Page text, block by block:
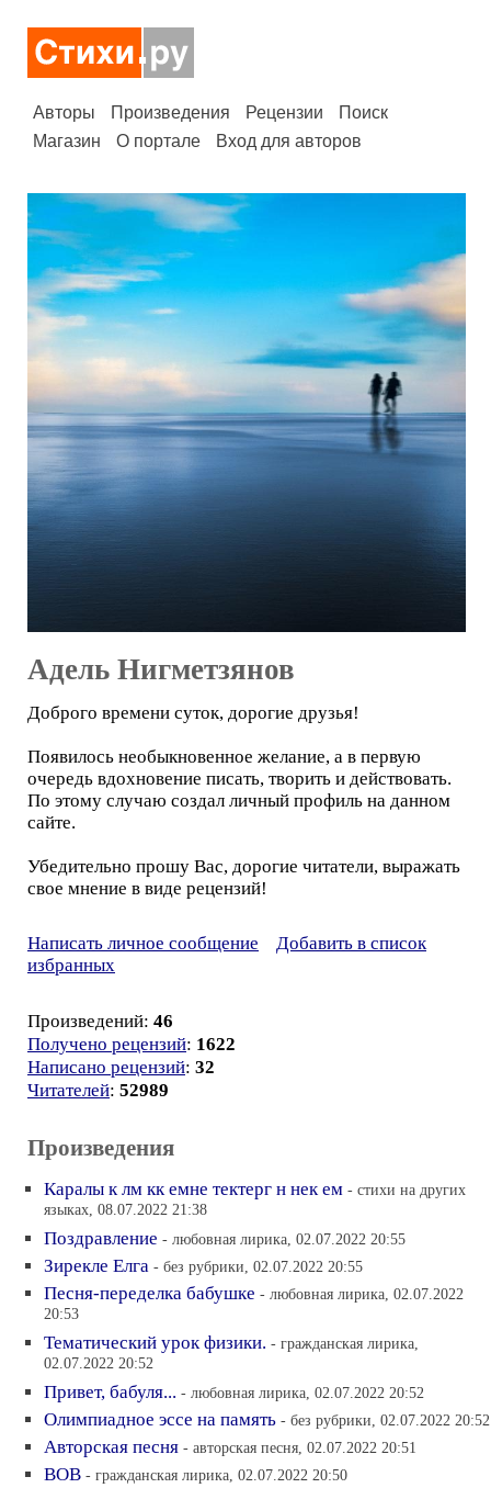
Авторы Произведения Рецензии
Поиск
Магазин
О портале Вход для авторов
Адель Нигметзянов
Доброго времени суток, дорогие друзья!
Появилось необыкновенное желание, а в первую
очередь вдохновение писать, творить и действовать.
По этому случаю создал личный профиль на данном
сайте.
Убедительно прошу Вас, дорогие читатели, выражать
свое мнение в виде рецензий!
Написать личное сообщение
Добавить в список
избранных
Произведений: 46
Получено рецензий: 1622
Написано рецензий: 32
Читателей: 52989
Произведения
Каралы к лм кк емне тектерг н нек ем - стихи на других
языках, 08.07.2022 21:38
Поздравление - любовная лирика, 02.07.2022 20:55
Зирекле Елга - без рубрики, 02.07.2022 20:55
Песня-переделка бабушке - любовная лирика, 02.07.2022
20:53
Тематический урок физики. - гражданская лирика,
02.07.2022 20:52
Привет, бабуля... - любовная лирика, 02.07.2022 20:52
Олимпиадное эссе на память - без рубрики, 02.07.2022 20:52
Авторская песня - авторская песня, 02.07.2022 20:51
ВОВ - гражданская лирика, 02.07.2022 20:50